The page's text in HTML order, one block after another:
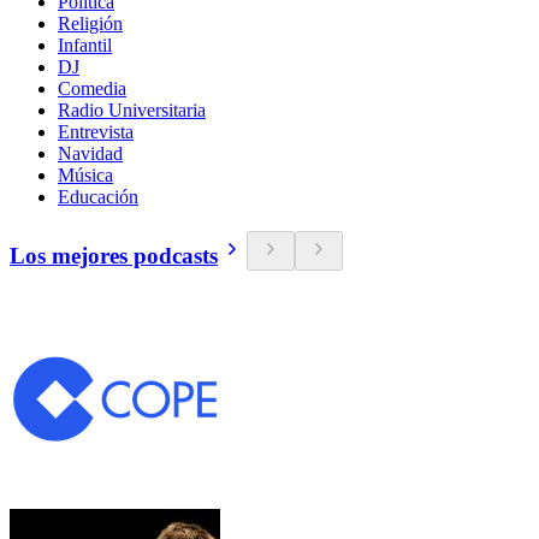
Religión
Infantil
DJ
Comedia
Radio Universitaria
Entrevista
Navidad
Música
Educación
Los mejores podcasts